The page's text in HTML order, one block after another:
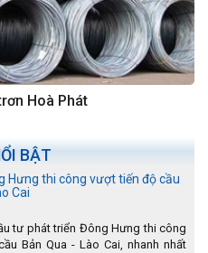
Hoà Phát
BẬT
Hưng thi công vượt tiến độ cầu
Cai
tư phát triển Đông Hưng thi công
Bản Qua - Lào Cai, nhanh nhất